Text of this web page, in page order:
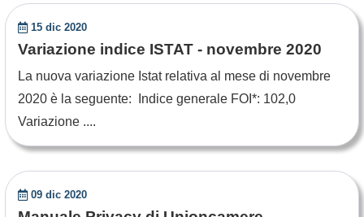
15 dic 2020
Variazione indice ISTAT - novembre 2020
La nuova variazione Istat relativa al mese di novembre
2020 è la seguente: Indice generale FOI*: 102,0
Variazione ....
09 dic 2020